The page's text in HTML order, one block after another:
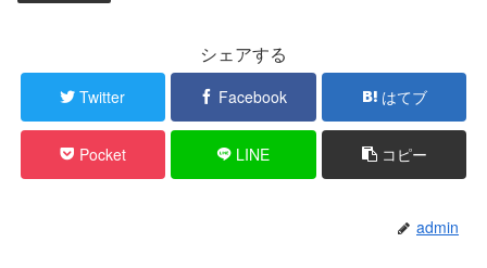
シェアする
Twitter Facebook はてブ
Pocket LINE コピー
admin